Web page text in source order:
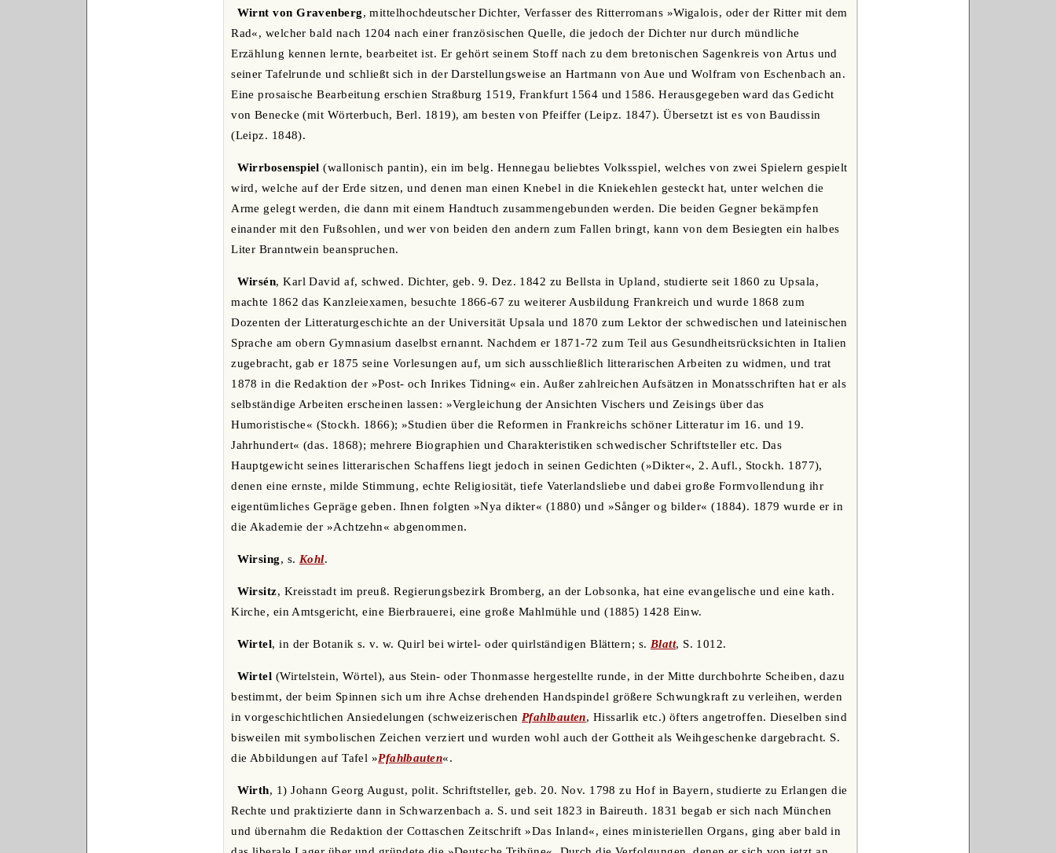
Wirnt von Gravenberg, mittelhochdeutscher Dichter, Verfasser des Ritterromans »Wigalois, oder der Ritter mit dem
Rad«, welcher bald nach 1204 nach einer französischen Quelle, die jedoch der Dichter nur durch mündliche
Erzählung kennen lernte, bearbeitet ist. Er gehört seinem Stoff nach zu dem bretonischen Sagenkreis von Artus und
seiner Tafelrunde und schließt sich in der Darstellungsweise an Hartmann von Aue und Wolfram von Eschenbach an.
Eine prosaische Bearbeitung erschien Straßburg 1519, Frankfurt 1564 und 1586. Herausgegeben ward das Gedicht
von Benecke (mit Wörterbuch, Berl. 1819), am besten von Pfeiffer (Leipz. 1847). Übersetzt ist es von Baudissin
(Leipz. 1848).
Wirrbosenspiel (wallonisch pantin), ein im belg. Hennegau beliebtes Volksspiel, welches von zwei Spielern gespielt
wird, welche auf der Erde sitzen, und denen man einen Knebel in die Kniekehlen gesteckt hat, unter welchen die
Arme gelegt werden, die dann mit einem Handtuch zusammengebunden werden. Die beiden Gegner bekämpfen
einander mit den Fußsohlen, und wer von beiden den andern zum Fallen bringt, kann von dem Besiegten ein halbes
Liter Branntwein beanspruchen.
Wirsén, Karl David af, schwed. Dichter, geb. 9. Dez. 1842 zu Bellsta in Upland, studierte seit 1860 zu Upsala,
machte 1862 das Kanzleiexamen, besuchte 1866-67 zu weiterer Ausbildung Frankreich und wurde 1868 zum
Dozenten der Litteraturgeschichte an der Universität Upsala und 1870 zum Lektor der schwedischen und lateinischen
Sprache am obern Gymnasium daselbst ernannt. Nachdem er 1871-72 zum Teil aus Gesundheitsrücksichten in Italien
zugebracht, gab er 1875 seine Vorlesungen auf, um sich ausschließlich litterarischen Arbeiten zu widmen, und trat
1878 in die Redaktion der »Post- och Inrikes Tidning« ein. Außer zahlreichen Aufsätzen in Monatsschriften hat er als
selbständige Arbeiten erscheinen lassen: »Vergleichung der Ansichten Vischers und Zeisings über das
Humoristische« (Stockh. 1866); »Studien über die Reformen in Frankreichs schöner Litteratur im 16. und 19.
Jahrhundert« (das. 1868); mehrere Biographien und Charakteristiken schwedischer Schriftsteller etc. Das
Hauptgewicht seines litterarischen Schaffens liegt jedoch in seinen Gedichten (»Dikter«, 2. Aufl., Stockh. 1877),
denen eine ernste, milde Stimmung, echte Religiosität, tiefe Vaterlandsliebe und dabei große Formvollendung ihr
eigentümliches Gepräge geben. Ihnen folgten »Nya dikter« (1880) und »Sånger og bilder« (1884). 1879 wurde er in
die Akademie der »Achtzehn« abgenommen.
Wirsing, s. Kohl.
Wirsitz, Kreisstadt im preuß. Regierungsbezirk Bromberg, an der Lobsonka, hat eine evangelische und eine kath.
Kirche, ein Amtsgericht, eine Bierbrauerei, eine große Mahlmühle und (1885) 1428 Einw.
Wirtel, in der Botanik s. v. w. Quirl bei wirtel- oder quirlständigen Blättern; s. Blatt, S. 1012.
Wirtel (Wirtelstein, Wörtel), aus Stein- oder Thonmasse hergestellte runde, in der Mitte durchbohrte Scheiben, dazu
bestimmt, der beim Spinnen sich um ihre Achse drehenden Handspindel größere Schwungkraft zu verleihen, werden
in vorgeschichtlichen Ansiedelungen (schweizerischen Pfahlbauten, Hissarlik etc.) öfters angetroffen. Dieselben sind
bisweilen mit symbolischen Zeichen verziert und wurden wohl auch der Gottheit als Weihgeschenke dargebracht. S.
die Abbildungen auf Tafel »Pfahlbauten«.
Wirth, 1) Johann Georg August, polit. Schriftsteller, geb. 20. Nov. 1798 zu Hof in Bayern, studierte zu Erlangen die
Rechte und praktizierte dann in Schwarzenbach a. S. und seit 1823 in Baireuth. 1831 begab er sich nach München
und übernahm die Redaktion der Cottaschen Zeitschrift »Das Inland«, eines ministeriellen Organs, ging aber bald in